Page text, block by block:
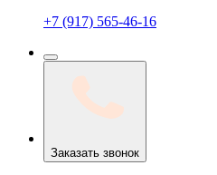
+7 (917) 565-46-16
Заказать звонок